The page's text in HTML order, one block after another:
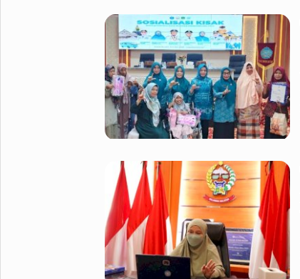
Citizen
Pemerintahan
Futsal
Golf
Infotainment